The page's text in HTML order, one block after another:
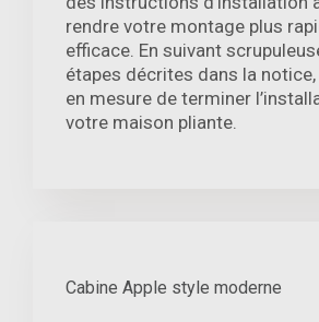
rendre votre montage plus
efficace. En suivant
étapes décrites dans la
en mesure de terminer
votre maison pliante.
Cabine Apple style moderne